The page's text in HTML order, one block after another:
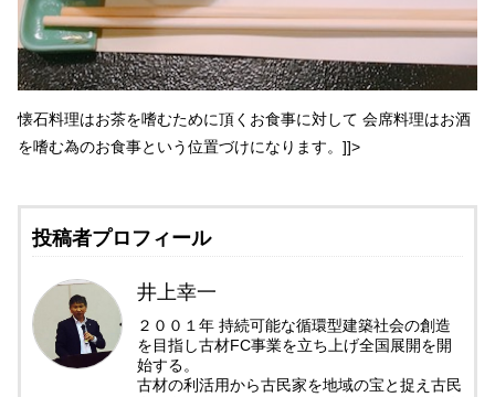
懐石料理はお茶を嗜むために頂くお食事に対して 会席料理はお酒
を嗜む為のお食事という位置づけになります。]]>
投稿者プロフィール
井上幸一
２００１年 持続可能な循環型建築社会の創造
を目指し古材FC事業を立ち上げ全国展開を開
始する。
古材の利活用から古民家を地域の宝と捉え古民